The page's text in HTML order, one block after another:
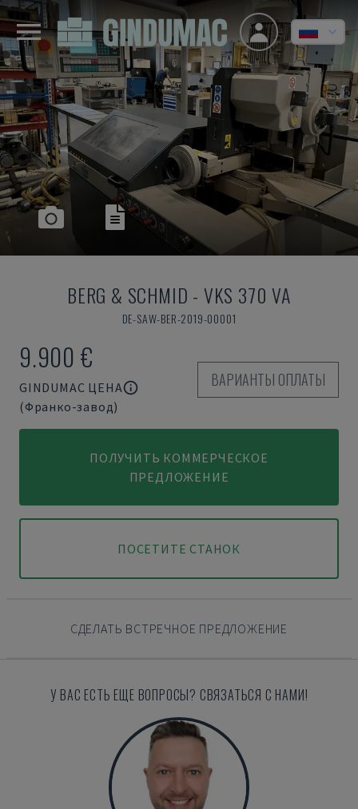
BERG & SCHMID - VKS 370 VA
DE-SAW-BER-2019-00001
9.900 €
GINDUMAC ЦЕНА
(Франко-завод)
ВАРИАНТЫ ОПЛАТЫ
ПОЛУЧИТЬ КОММЕРЧЕСКОЕ
ПРЕДЛОЖЕНИЕ
ПОСЕТИТЕ СТАНОК
СДЕЛАТЬ ВСТРЕЧНОЕ ПРЕДЛОЖЕНИЕ
У ВАС ЕСТЬ ЕЩЕ ВОПРОСЫ? СВЯЗАТЬСЯ С НАМИ!